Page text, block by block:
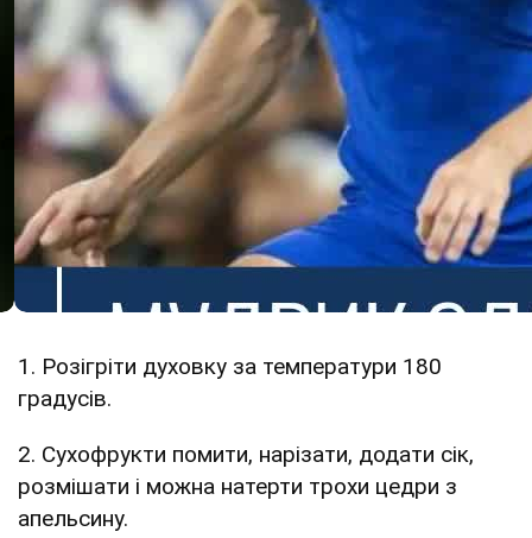
1. Розігріти духовку за температури 180
градусів.
2. Сухофрукти помити, нарізати, додати сік,
розмішати і можна натерти трохи цедри з
апельсину.